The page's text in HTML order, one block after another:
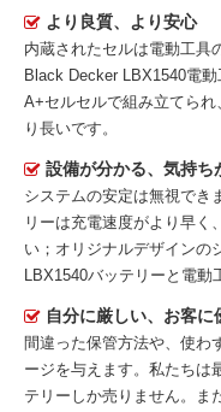
より良質、より安心
内蔵されたセルは電動工具
Black Decker LBX1540電
A+セルセルで組み立てら
り長いです。
設備が分かる、気持ち
システムの安定は無視でき
リーは充電速度がより早く
い；オリジナルデザインの
LBX1540バッテリーと電動
自分に厳しい、お客に
間違った保管方法や、使わ
ージを与えます。私たちは
テリー しか売りません。ま